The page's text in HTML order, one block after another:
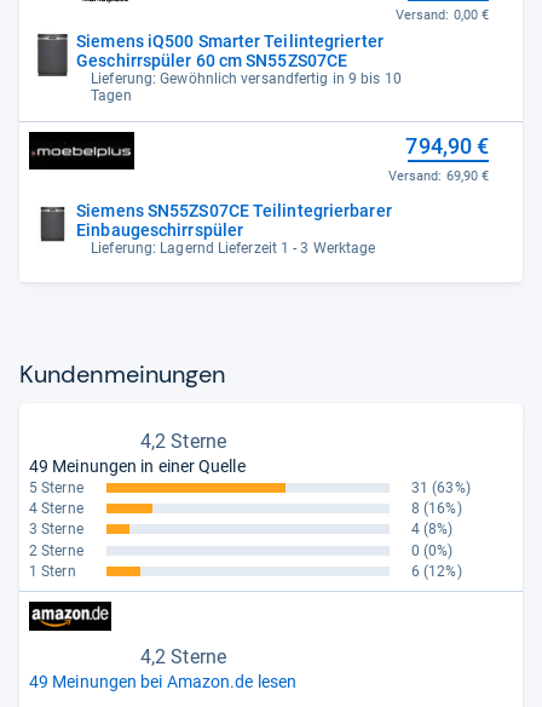
Siemens iQ500 Smarter Teilintegrierter
Geschirrspüler 60 cm SN55ZS07CE
Lieferung: Gewöhnlich versandfertig in 9 bis 10
Tagen
Versand: 0,00 €
Siemens SN55ZS07CE Teilintegrierbarer
Einbaugeschirrspüler
Lieferung: Lagernd Lieferzeit 1 - 3 Werktage
794,90 €
Versand: 69,90 €
Kun­den­mei­nun­gen
4,2 Sterne
49 Meinungen in einer Quelle
5 Sterne 31 (63%)
4 Sterne
8 (16%)
3 Sterne
4 (8%)
2 Sterne
0 (0%)
1 Stern
6 (12%)
4,2 Sterne
49 Meinungen bei Amazon.de lesen